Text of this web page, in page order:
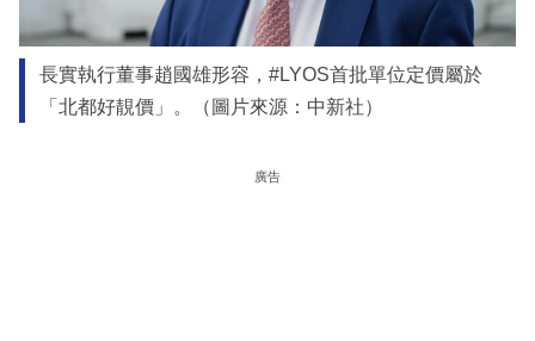
長實執行董事趙國雄形容，#LYOS首批單位定價屬於
「北都好靚價」。（圖片來源：中新社）
廣告